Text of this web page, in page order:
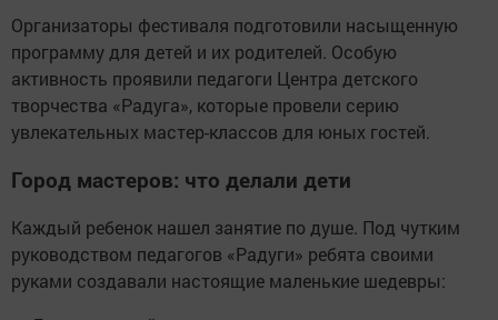
Организаторы фестиваля подготовили насыщенную
программу для детей и их родителей. Особую
активность проявили педагоги Центра детского
творчества «Радуга», которые провели серию
увлекательных мастер-классов для юных гостей.
Город мастеров: что делали дети
Каждый ребенок нашел занятие по душе. Под чутким
руководством педагогов «Радуги» ребята своими
руками создавали настоящие маленькие шедевры: